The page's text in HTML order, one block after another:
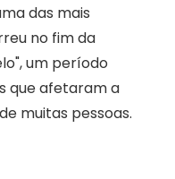
das mais
no fim da
um período
que afetaram a
muitas pessoas.